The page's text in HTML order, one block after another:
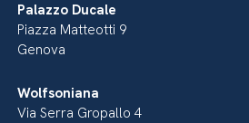
Palazzo Ducale
Piazza Matteotti 9
Genova
Wolfsoniana
Via Serra Gropallo 4